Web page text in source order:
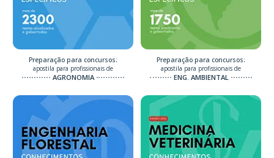
Preparação para concursos:
apostila para profissionais de
AGRONOMIA
Preparação para concursos:
apostila para profissionais de
ENG. AMBIENTAL